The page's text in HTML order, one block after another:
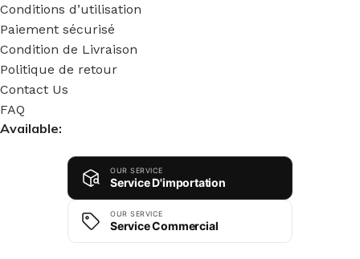
Conditions d’utilisation
Paiement sécurisé
Condition de Livraison
Politique de retour
Contact Us
FAQ
Available:
OUR SERVICE
Service D'importation
OUR SERVICE
Service Commercial
Bonjour 👋
Comment notre équipe peut-elle vous
accompagner aujourd'hui ?